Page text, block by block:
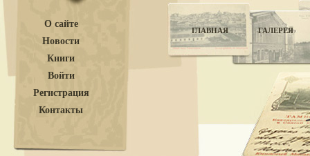
О сайте
Новости
Книги
Войти
Регистрация
Контакты
ГЛАВНАЯ ГАЛЕРЕЯ